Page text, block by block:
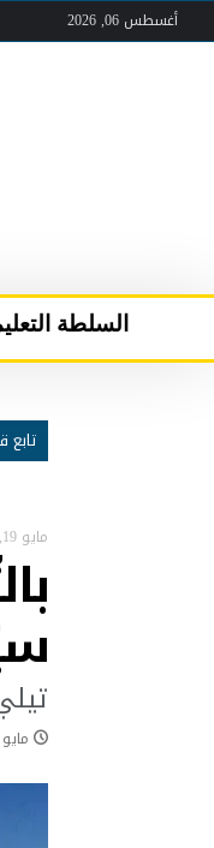
أغسطس 06, 2026
السلطة
تابع
مايو 19, 2022
مايو 19, 2022